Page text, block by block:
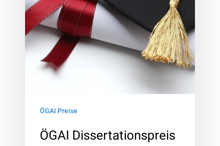
ÖGAI Preise
ÖGAI Dissertationspreis